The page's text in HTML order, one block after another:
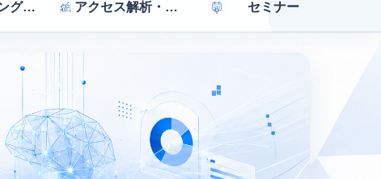
マーケティング戦略 アクセス解析・効果測定 セミナー